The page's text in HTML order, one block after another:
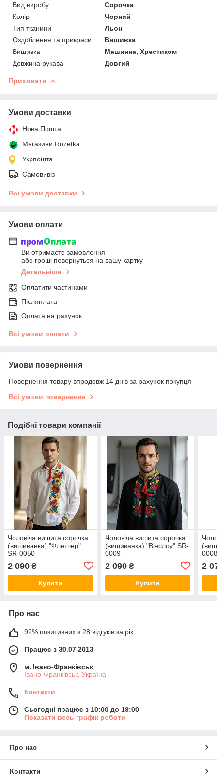
Вид виробу
Сорочка
Колір
Чорний
Тип тканини
Льон
Оздоблення та прикраси
Вишивка
Вишивка
Машинна, Хрестиком
Довжина рукава
Довгий
Приховати
Умови доставки
Нова Пошта
Магазини Rozetka
Укрпошта
Самовивіз
Всі умови доставки
Умови оплати
Ви отримаєте замовлення
або гроші повернуться на вашу картку
Детальніше
Оплатити частинами
Післяплата
Оплата на рахунок
Всі умови оплати
Умови повернення
Повернення товару впродовж 14 днів за рахунок покупця
Всі умови повернення
Подібні товари компанії
Чоловіча вишита сорочка
(вишиванка) "Флетчер"
SR-0050
2 090 ₴
Купити
Чоловіча вишита сорочка
(вишиванка) "Вінслоу" SR-
0009
2 090₴
Купити
2
Про нас
92% позитивних з 28 відгуків за рік
Працює з 30.07.2013
м. Івано-Франківськ
Івано-Франківськ, Україна
Контакти
Сьогодні працює з 10:00 до 19:00
Показати весь графік роботи
Про нас
Контакти